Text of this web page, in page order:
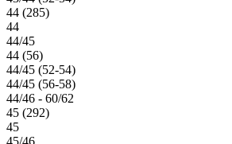
44 (285)
44
44/45
44 (56)
44/45 (52-54)
44/45 (56-58)
44/46 - 60/62
45 (292)
45
45/46